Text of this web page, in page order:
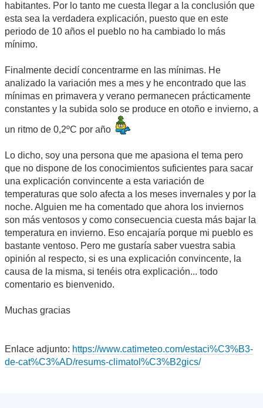
habitantes. Por lo tanto me cuesta llegar a la conclusión que
esta sea la verdadera explicación, puesto que en este
periodo de 10 años el pueblo no ha cambiado lo más
mínimo.
Finalmente decidí concentrarme en las mínimas. He
analizado la variación mes a mes y he encontrado que las
mínimas en primavera y verano permanecen prácticamente
constantes y la subida solo se produce en otoño e invierno, a
un ritmo de 0,2ºC por año
Lo dicho, soy una persona que me apasiona el tema pero
que no dispone de los conocimientos suficientes para sacar
una explicación convincente a esta variación de
temperaturas que solo afecta a los meses invernales y por la
noche. Alguien me ha comentado que ahora los inviernos
son más ventosos y como consecuencia cuesta más bajar la
temperatura en invierno. Eso encajaría porque mi pueblo es
bastante ventoso. Pero me gustaría saber vuestra sabia
opinión al respecto, si es una explicación convincente, la
causa de la misma, si tenéis otra explicación... todo
comentario es bienvenido.
Muchas gracias
Enlace adjunto: https://www.catimeteo.com/estaci%C3%B3-
de-cat%C3%AD/resums-climatol%C3%B2gics/